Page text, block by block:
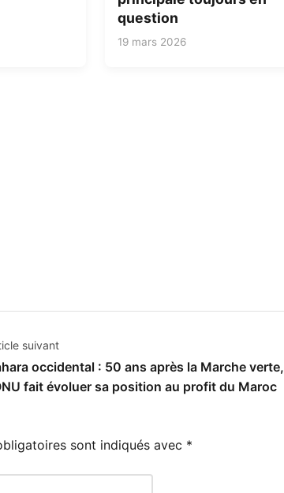
question
19 mars 2026
suivant
occidental : 50 ans après la Marche verte,
fait évoluer sa position au profit du Maroc
sont indiqués avec *